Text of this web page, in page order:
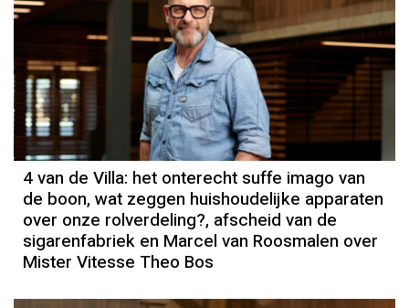
4 van de Villa: het onterecht suffe imago van
de boon, wat zeggen huishoudelijke apparaten
over onze rolverdeling?, afscheid van de
sigarenfabriek en Marcel van Roosmalen over
Mister Vitesse Theo Bos